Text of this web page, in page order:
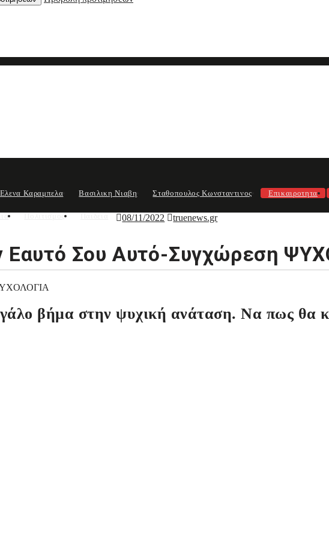
Ελενα Καραμπελα Βασιλικη Νιαβη Σταθοπουλος Κωνσταντινος Επικαιροτητα
Πολιτισμος
Εαυτό Σου Αυτό-Συγχώρεση
08/11/2022 truenews.gr
βήμα στην ψυχική ανάταση. Να πως θα